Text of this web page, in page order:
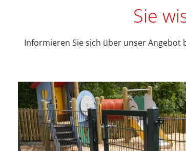
Sie
Informieren Sie sich über unser Angebot